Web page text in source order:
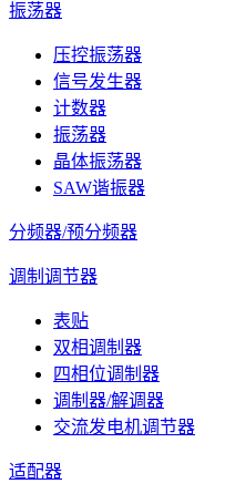
振荡器
压控振荡器
信号发生器
计数器
振荡器
晶体振荡器
SAW谐振器
分频器/预分频器
调制调节器
表贴
双相调制器
四相位调制器
调制器/解调器
交流发电机调节器
适配器